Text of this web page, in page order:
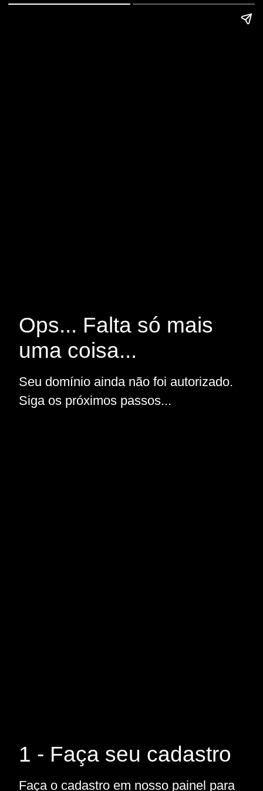
Ops... Falta só mais
uma coisa...
Seu domínio ainda não foi autorizado.
Siga os próximos passos...
1 - Faça seu cadastro
Faça o cadastro em nosso painel para